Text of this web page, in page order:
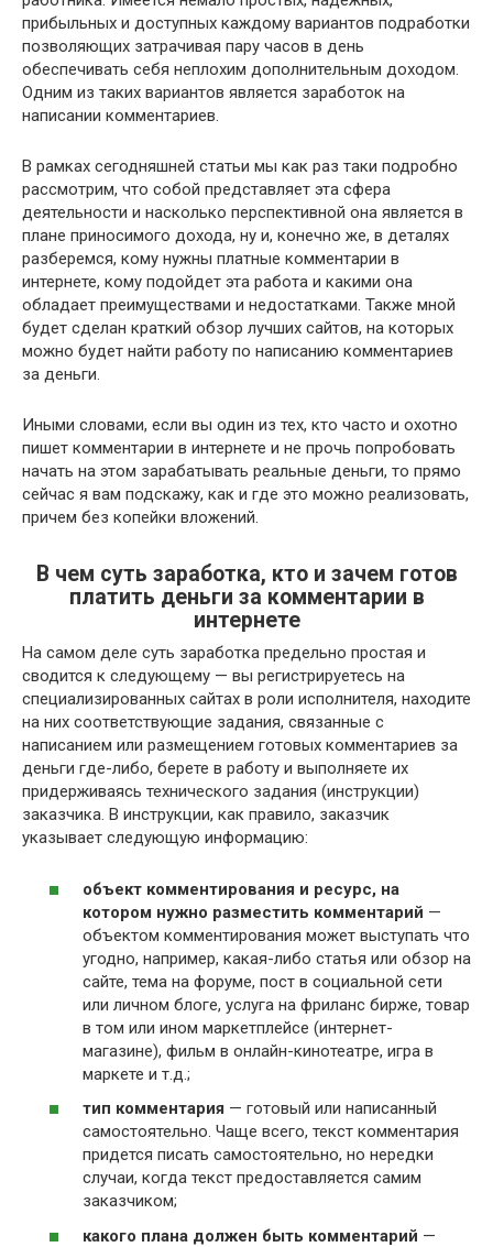
прибыльных и доступных каждому вариантов подработки
позволяющих затрачивая пару часов в день
обеспечивать себя неплохим дополнительным доходом.
Одним из таких вариантов является заработок на
написании комментариев.
В рамках сегодняшней статьи мы как раз таки подробно
рассмотрим, что собой представляет эта сфера
деятельности и насколько перспективной она является в
плане приносимого дохода, ну и, конечно же, в деталях
разберемся, кому нужны платные комментарии в
интернете, кому подойдет эта работа и какими она
обладает преимуществами и недостатками. Также мной
будет сделан краткий обзор лучших сайтов, на которых
можно будет найти работу по написанию комментариев
за деньги.
Иными словами, если вы один из тех, кто часто и охотно
пишет комментарии в интернете и не прочь попробовать
начать на этом зарабатывать реальные деньги, то прямо
сейчас я вам подскажу, как и где это можно реализовать,
причем без копейки вложений.
В чем суть заработка, кто и зачем готов
платить деньги за комментарии в
интернете
На самом деле суть заработка предельно простая и
сводится к следующему — вы регистрируетесь на
специализированных сайтах в роли исполнителя, находите
на них соответствующие задания, связанные с
написанием или размещением готовых комментариев за
деньги где-либо, берете в работу и выполняете их
придерживаясь технического задания (инструкции)
заказчика. В инструкции, как правило, заказчик
указывает следующую информацию:
объект комментирования и ресурс, на
котором нужно разместить комментарий —
объектом комментирования может выступать что
угодно, например, какая-либо статья или обзор на
сайте, тема на форуме, пост в социальной сети
или личном блоге, услуга на фриланс бирже, товар
в том или ином маркетплейсе (интернет-
магазине), фильм в онлайн-кинотеатре, игра в
маркете и т.д.;
тип комментария — готовый или написанный
самостоятельно. Чаще всего, текст комментария
придется писать самостоятельно, но нередки
случаи, когда текст предоставляется самим
заказчиком;
какого плана должен быть комментарий —